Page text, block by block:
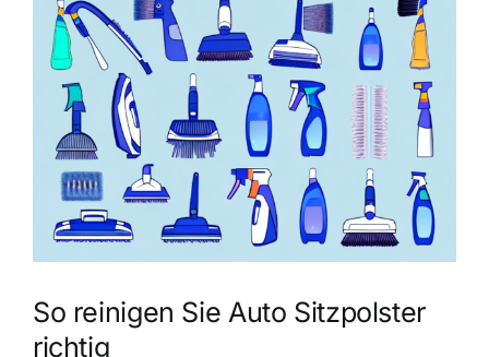
grösseres
Bild
So reinigen Sie Auto Sitzpolster
richtig